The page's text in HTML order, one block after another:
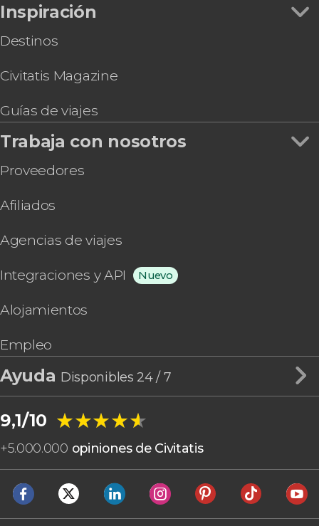
Inspiración
Destinos
Civitatis Magazine
Guías de viajes
Trabaja con nosotros
Proveedores
Afiliados
Agencias de viajes
Integraciones y API Nuevo
Alojamientos
Empleo
Ayuda Disponibles 24 / 7
9,1/10 ★★★★★
★★★★★
+5.000.000 opiniones de Civitatis